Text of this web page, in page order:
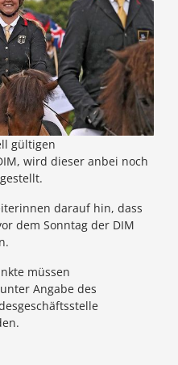
gültigen
wird dieser anbei noch
darauf hin, dass
dem Sonntag der DIM
müssen
Angabe des